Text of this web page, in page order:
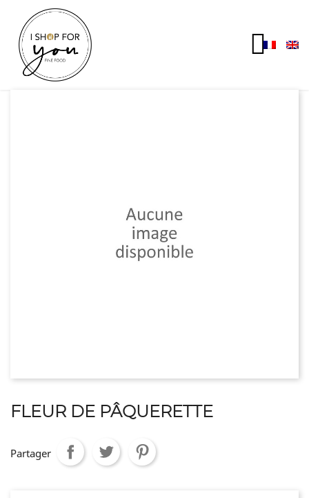
FLEUR DE PÂQUERETTE
Partager